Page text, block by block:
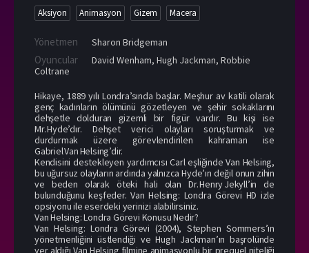
Aksiyon Animasyon Gizem Macera
Yönetmen Sharon Bridgeman
Oyuncular David Wenham, Hugh Jackman, Robbie
Coltrane
Hikaye, 1889 yılı Londra’sında başlar. Meşhu­r av katili olarak
genç kadınların ölümünü gözetleyen ve şehir sokaklarını
dehşetle dolduran gizemli bir figür vardır. Bu kişi ise
Mr. Hyde’dır. Dehşet verici olayları soruşturmak ve
durdurmak üzere görevlendirilen kahraman ise
Gabriel Van Helsing’dir.
Kendisini destekleyen yardımcısı Carl eşliğinde Van Helsing,
bu uğursuz olayların ardında yalnızca Hyde’ın değil onun zihin
ve beden olarak öteki hali olan Dr. Henry Jekyll’in de
bulunduğunu keşfeder. Van Helsing: Londra Görevi HD izle
opsiyonu ile eserdeki yerinizi alabilirsiniz.
Van Helsing: Londra Görevi Konusu Nedir?
Van Helsing: Londra Görevi (2004), Stephen Sommers’ın
yönetmenliğini üstlendiği ve Hugh Jackman’ın başrolünde
yer aldığı Van Helsing filmine animasyonlu bir prequel niteliği